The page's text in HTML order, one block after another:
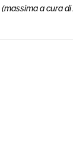
(massima a cura